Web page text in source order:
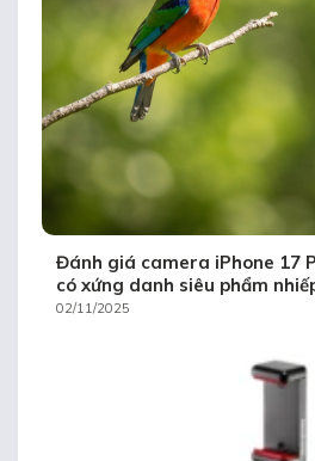
Đánh giá camera iPhone 17
có xứng danh siêu phẩm
02/11/2025